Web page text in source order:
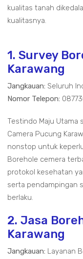
kualitas tanah
kualitasnya.
1. Survey
Karawang
Jangkauan: Seluruh
Nomor Telepon:
Testindo Maju Utama
Camera Pucung
nonstop untuk
Borehole cemera
protokol kesehatan
serta pendampingan
berlaku.
2. Jasa
Karawang
Jangkauan: Layanan